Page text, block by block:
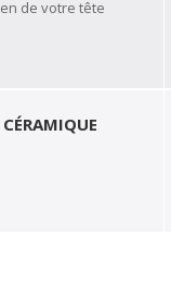
de votre tête